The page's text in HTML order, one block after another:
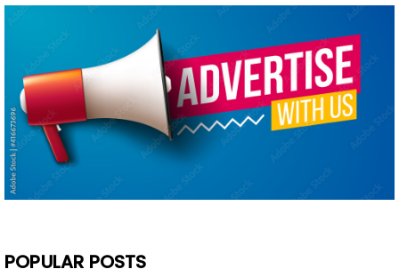
POPULAR POSTS